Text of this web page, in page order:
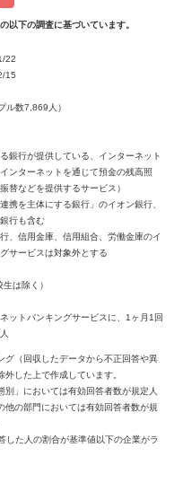
以下の調査に基づいています。
22
15
ル数7,869人）
銀行が提供している、インターネット
ンターネットを通じて預金の残高照
替などを提供するサービス）
携を主体にする銀行」のイオン銀行、
行も含む
、信用金庫、信用組合、労働金庫のイ
サービスは対象外とする
は除く）
ットバンキングサービスに、1ヶ月1回
（回収したデータから不正回答や異
した上で作成しています。
」においては有効回答者数が規定人
の部門においては有効回答者数が規
た人の割合が基準値以下の企業がラ